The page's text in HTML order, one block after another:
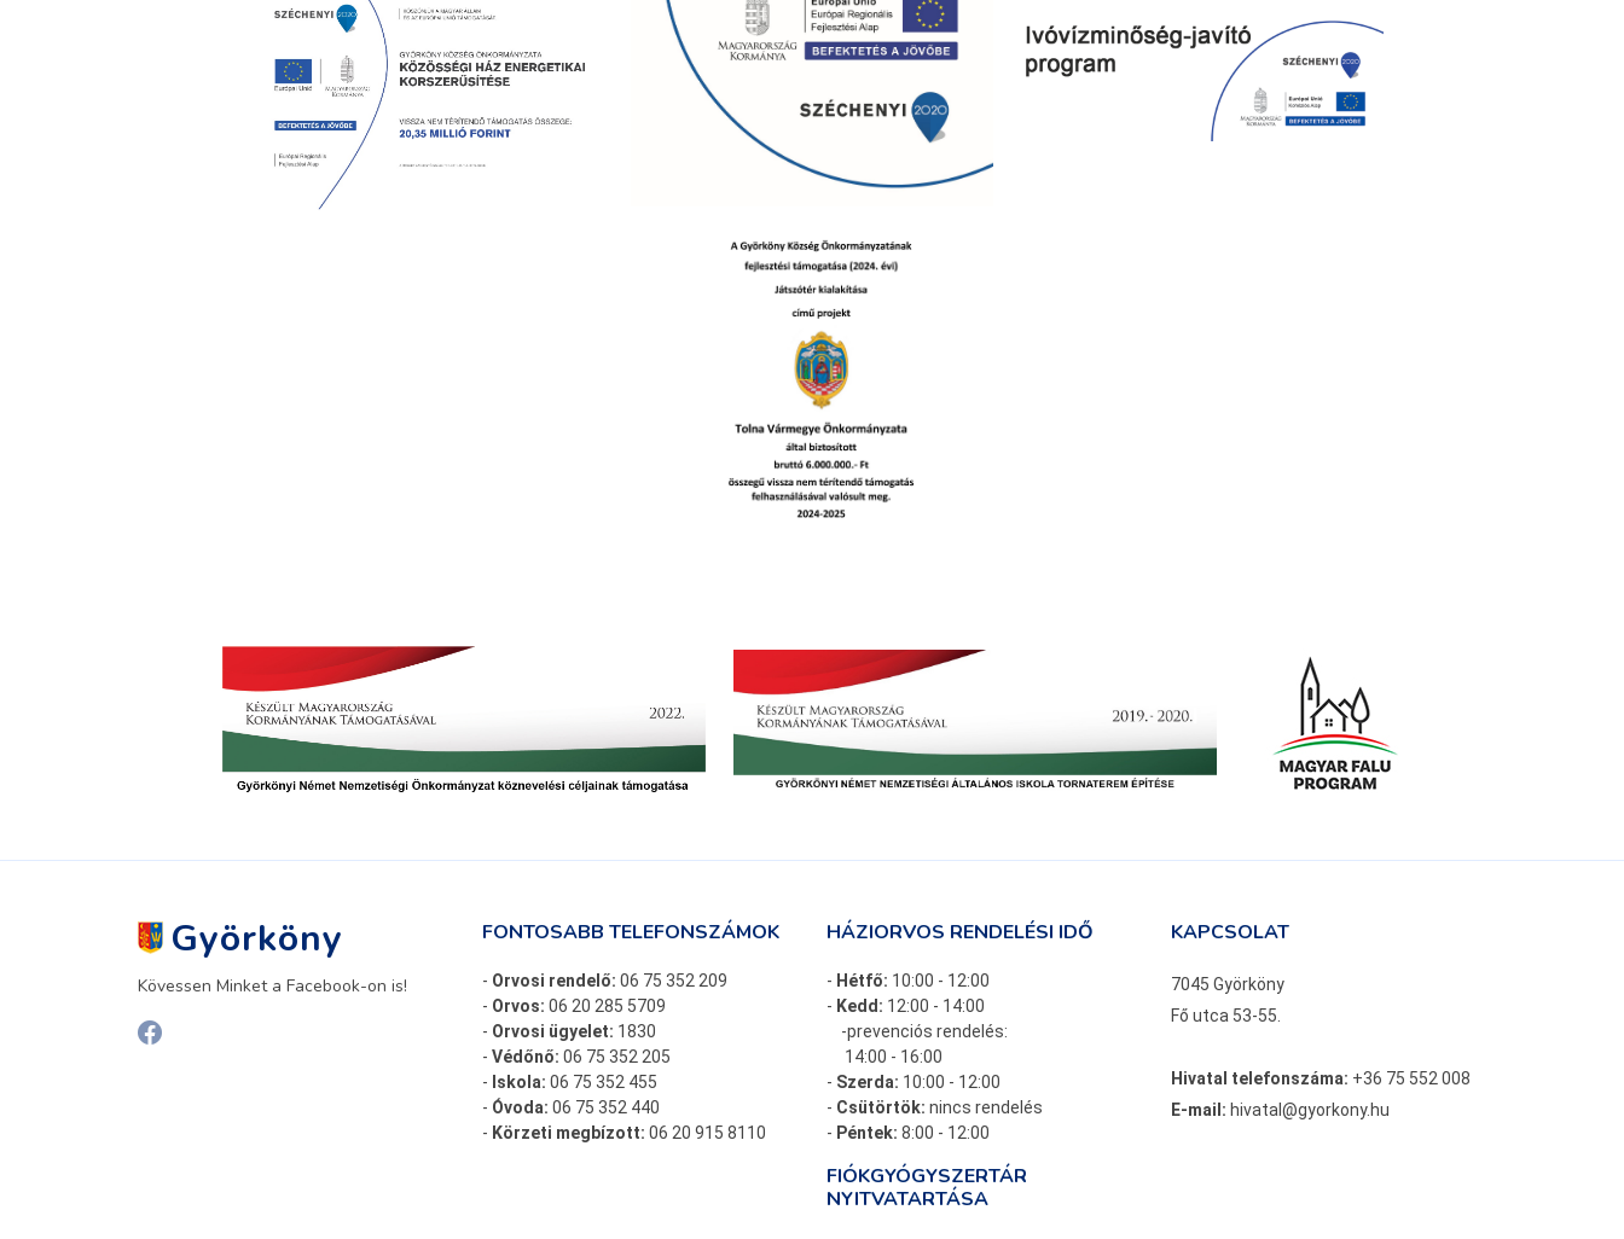
Györköny
Kövessen Minket a Facebook-on is!
FONTOSABB TELEFONSZÁMOK
- Orvosi rendelő: 06 75 352 209
- Orvos: 06 20 285 5709
- Orvosi ügyelet: 1830
- Védőnő: 06 75 352 205
- Iskola: 06 75 352 455
- Óvoda: 06 75 352 440
- Körzeti megbízott: 06 20 915 8110
HÁZIORVOS RENDELÉSI IDŐ
- Hétfő: 10:00 - 12:00
- Kedd: 12:00 - 14:00
-prevenciós rendelés:
14:00 - 16:00
- Szerda: 10:00 - 12:00
- Csütörtök: nincs rendelés
- Péntek: 8:00 - 12:00
FIÓKGYÓGYSZERTÁR
NYITVATARTÁSA
KAPCSOLAT
7045 Györköny
Fő utca 53-55.
Hivatal telefonszáma: +36 75 552 008
E-mail: hivatal@gyorkony.hu